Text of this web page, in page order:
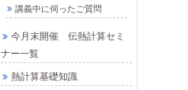
講義中に伺ったご質問
今月末開催 伝熱計算セミ
ナー一覧
熱計算基礎知識